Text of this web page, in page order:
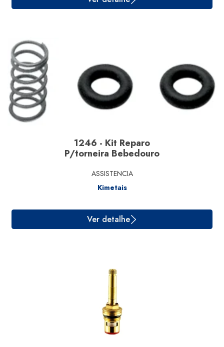
1246 - Kit Reparo
P/torneira Bebedouro
ASSISTENCIA
Kimetais
Ver detalhe